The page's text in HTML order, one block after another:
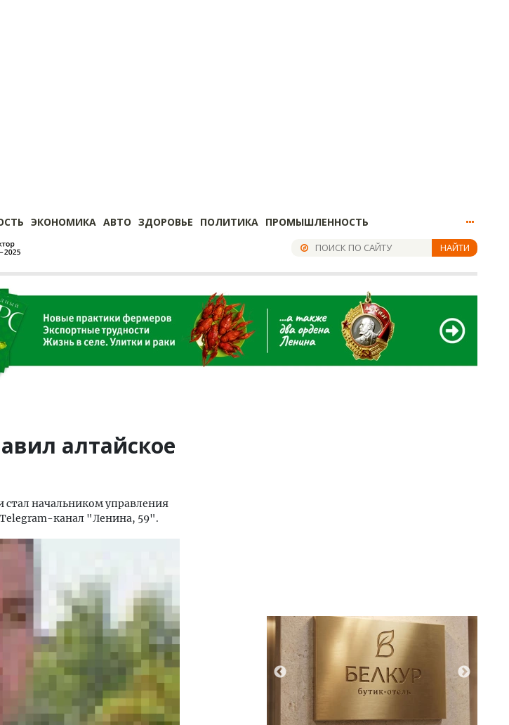
ЭКОНОМИКА АВТО ЗДОРОВЬЕ ПОЛИТИКА ПРОМЫШЛЕННОСТЬ
НАЙТИ
алтайское
стал начальником управления
Telegram-канал "Ленина, 59".